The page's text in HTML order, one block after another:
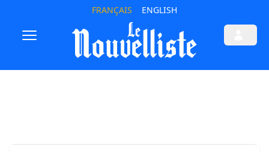
FRANÇAIS ENGLISH